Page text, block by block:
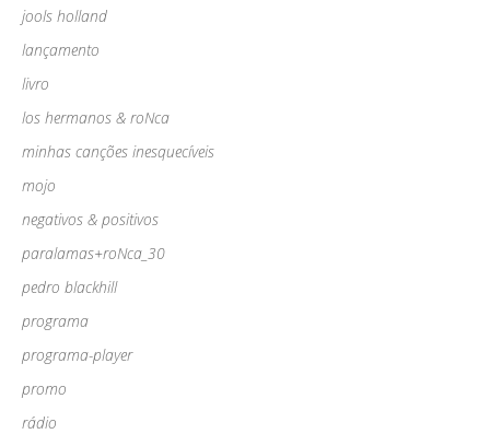
jools holland
lançamento
livro
los hermanos & roNca
minhas canções inesquecíveis
mojo
negativos & positivos
paralamas+roNca_30
pedro blackhill
programa
programa-player
promo
rádio